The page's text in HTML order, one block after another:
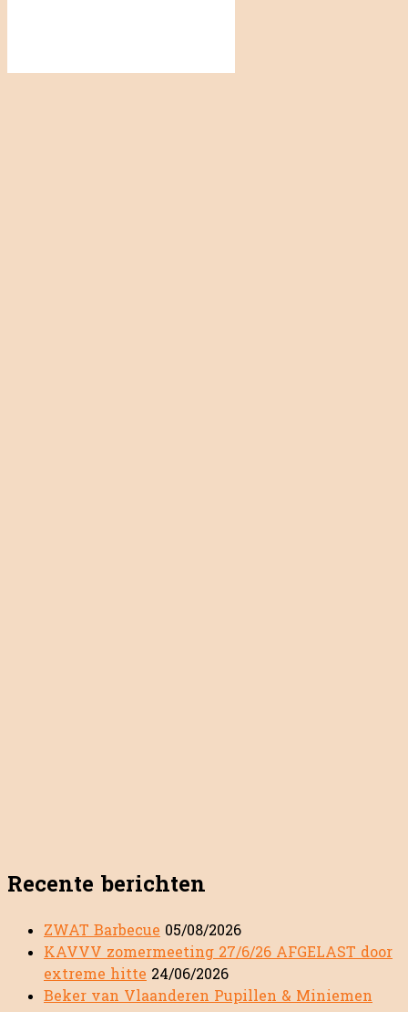
Recente berichten
ZWAT Barbecue 05/08/2026
KAVVV zomermeeting 27/6/26 AFGELAST door
extreme hitte 24/06/2026
Beker van Vlaanderen Pupillen & Miniemen